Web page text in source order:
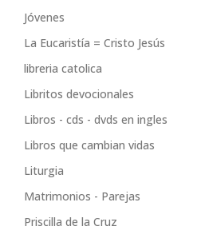
Jóvenes
La Eucaristía = Cristo Jesús
libreria catolica
Libritos devocionales
Libros - cds - dvds en ingles
Libros que cambian vidas
Liturgia
Matrimonios - Parejas
Priscilla de la Cruz